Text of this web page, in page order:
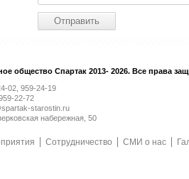
общество Спартак 2013- 2026. Все права
02, 959-24-19
22-72
starostin.ru
набережная, 50
Сотрудничество СМИ о нас